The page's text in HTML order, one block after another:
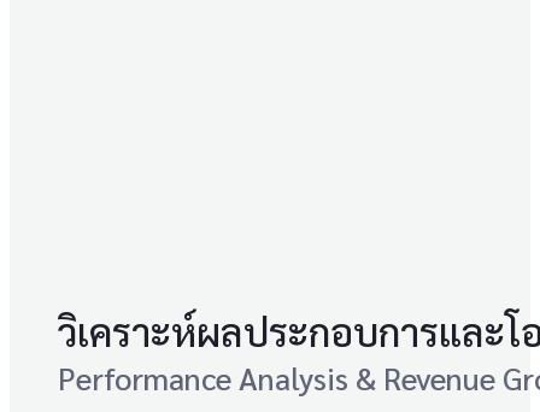
วิเคราะห์ผลประกอบการและโ
Performance Analysis & Revenue